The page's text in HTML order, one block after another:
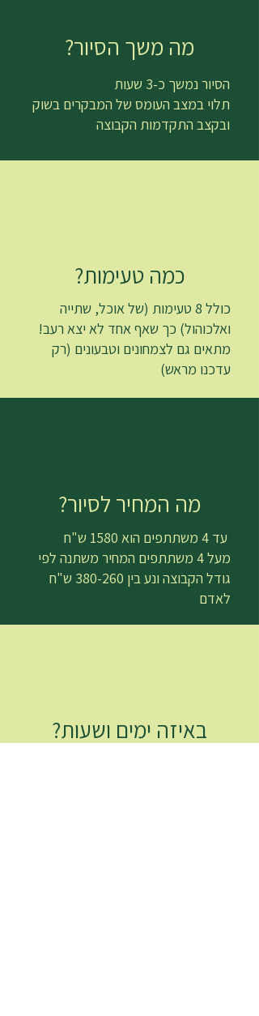
מה משך הסיור?
הסיור נמשך כ-3 שעות
תלוי במצב העומס של המבקרים בשוק
ובקצב התקדמות הקבוצה
כמה טעימות?
כולל 8 טעימות (של אוכל, שתייה
ואלכוהול) כך שאף אחד לא יצא רעב!
מתאים גם לצמחונים וטבעונים (רק
עדכנו מראש)
מה המחיר לסיור?
עד 4 משתתפים הוא 1580 ש"ח
מעל 4 משתתפים המחיר משתנה לפי
גודל הקבוצה ונע בין 380-260 ש"ח
לאדם
באיזה ימים ושעות?